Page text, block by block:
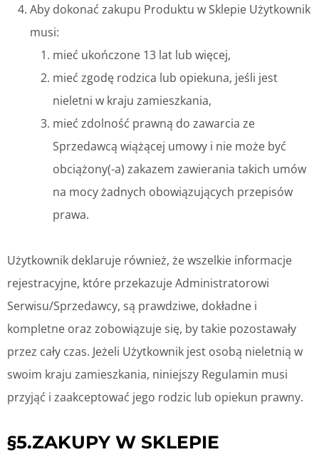
Aby dokonać zakupu Produktu w Sklepie Użytkownik
musi:
mieć ukończone 13 lat lub więcej,
mieć zgodę rodzica lub opiekuna, jeśli jest
nieletni w kraju zamieszkania,
mieć zdolność prawną do zawarcia ze
Sprzedawcą wiążącej umowy i nie może być
obciążony(-a) zakazem zawierania takich umów
na mocy żadnych obowiązujących przepisów
prawa.
Użytkownik deklaruje również, że wszelkie informacje
rejestracyjne, które przekazuje Administratorowi
Serwisu/Sprzedawcy, są prawdziwe, dokładne i
kompletne oraz zobowiązuje się, by takie pozostawały
przez cały czas. Jeżeli Użytkownik jest osobą nieletnią w
swoim kraju zamieszkania, niniejszy Regulamin musi
przyjąć i zaakceptować jego rodzic lub opiekun prawny.
§5.ZAKUPY W SKLEPIE